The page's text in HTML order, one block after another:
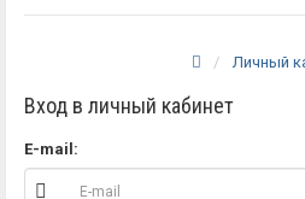
Личный
Вход в личный кабинет
E-mail: